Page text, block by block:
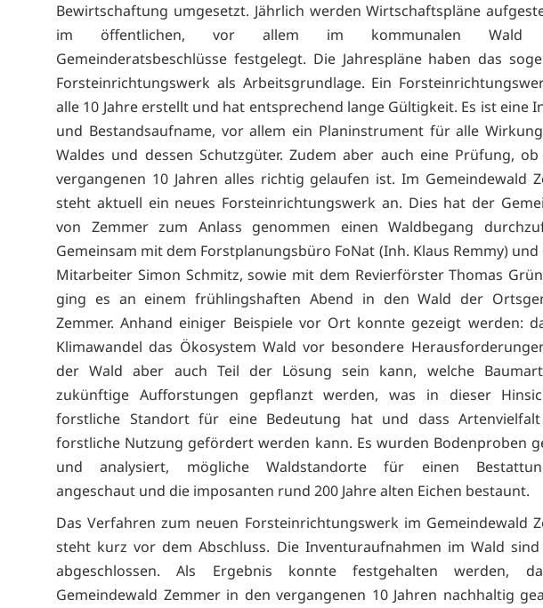
Bewirtschaftung umgesetzt. Jährlich werden Wirtschaftspläne
im öffentlichen, vor allem im kommunalen Wald
Gemeinderatsbeschlüsse festgelegt. Die Jahrespläne haben das
Forsteinrichtungswerk als Arbeitsgrundlage. Ein
alle 10 Jahre erstellt und hat entsprechend lange Gültigkeit. Es ist eine
und Bestandsaufname, vor allem ein Planinstrument für alle
Waldes und dessen Schutzgüter. Zudem aber auch eine Prüfung,
vergangenen 10 Jahren alles richtig gelaufen ist. Im Gemeindewald
steht aktuell ein neues Forsteinrichtungswerk an. Dies hat der
von Zemmer zum Anlass genommen einen Waldbegang
Gemeinsam mit dem Forstplanungsbüro FoNat (Inh. Klaus Remmy) und
Mitarbeiter Simon Schmitz, sowie mit dem Revierförster Thomas
ging es an einem frühlingshaften Abend in den Wald der
Zemmer. Anhand einiger Beispiele vor Ort konnte gezeigt werden:
Klimawandel das Ökosystem Wald vor besondere
der Wald aber auch Teil der Lösung sein kann, welche
zukünftige Aufforstungen gepflanzt werden, was in dieser
forstliche Standort für eine Bedeutung hat und dass
forstliche Nutzung gefördert werden kann. Es wurden Bodenproben
und analysiert, mögliche Waldstandorte für einen
angeschaut und die imposanten rund 200 Jahre alten Eichen bestaunt.
Das Verfahren zum neuen Forsteinrichtungswerk im Gemeindewald
steht kurz vor dem Abschluss. Die Inventuraufnahmen im Wald
abgeschlossen. Als Ergebnis konnte festgehalten werden,
Gemeindewald Zemmer in den vergangenen 10 Jahren nachhaltig